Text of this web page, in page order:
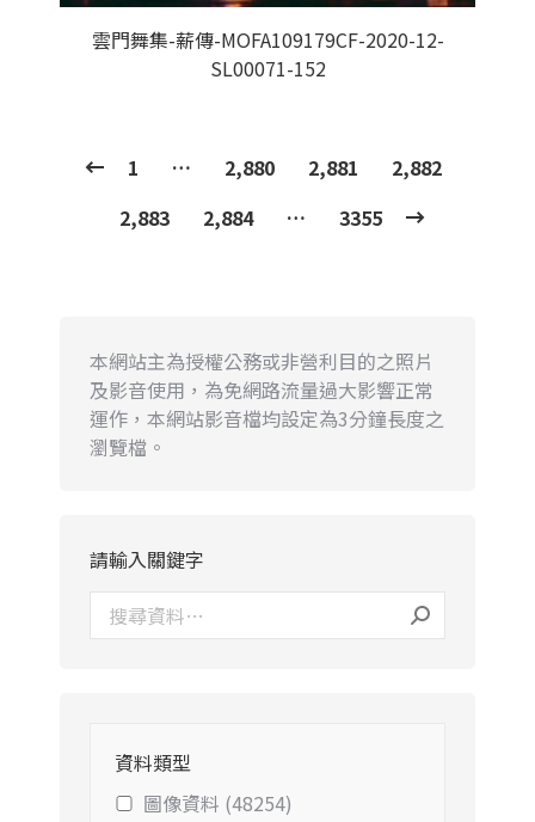
雲門舞集-薪傳-MOFA109179CF-2020-12-
SL00071-152
1 … 2,880 2,881
2,882
2,883
2,884 … 3355
本網站主為授權公務或非營利目的之照片
及影音使用，為免網路流量過大影響正常
運作，本網站影音檔均設定為3分鐘長度之
瀏覽檔。
請輸入關鍵字
資料類型
圖像資料 (48254)